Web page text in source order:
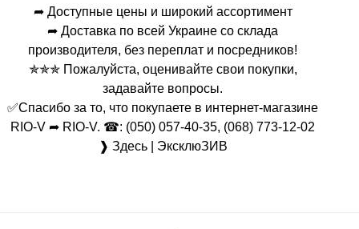
➦ Доступные цены и широкий ассортимент
➦ Доставка по всей Украине со склада
производителя, без переплат и посредников!
✯✯✯ Пожалуйста, оценивайте свои покупки,
задавайте вопросы.
✅Спасибо за то, что покупаете в интернет-магазине
RIO-V ➦ RIO-V. ☎: (050) 057-40-35, (068) 773-12-02
❱ Здесь | ЭксклюЗИВ